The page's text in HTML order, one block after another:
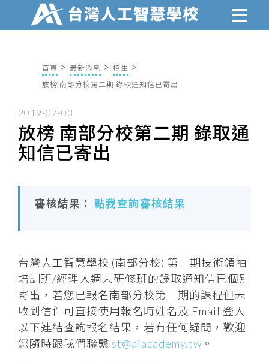
首頁 最新消息
招生
放榜 南部分校第二期 錄取通知信已寄出
2019-07-03
放榜 南部分校第二期 錄取通
知信已寄出
審核結果： 點我查詢審核結果
台灣人工智慧學校 (南部分校) 第二期技術領袖
培訓班/經理人週末研修班的錄取通知信已個別
寄出，若您已報名南部分校第二期的課程但未
收到信件可直接使用報名時姓名及 Email 登入
以下連結查詢報名結果，若有任何疑問，歡迎
您隨時跟我們聯繫 st@aiacademy.tw 。